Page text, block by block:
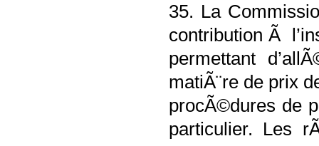
35. La
contribution Ã
permettant
matiÃ¨re de prix
procÃ©dures de
particulier. Les